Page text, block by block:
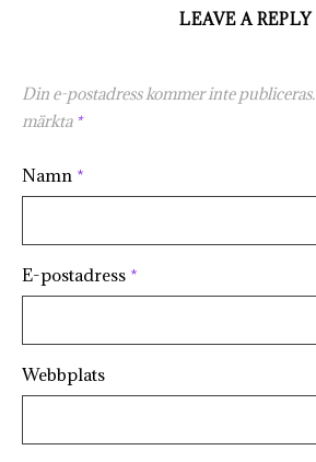
LEAVE A REPLY
Din e-postadress kommer inte publiceras.
märkta *
Namn *
E-postadress *
Webbplats